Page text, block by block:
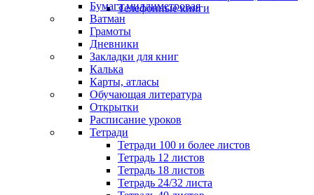
Телефонные книги
Бумага миллиметровая
Ватман
Грамоты
Дневники
Закладки для книг
Калька
Карты, атласы
Обучающая литература
Открытки
Расписание уроков
Тетради
Тетради 100 и более листов
Тетрадь 12 листов
Тетрадь 18 листов
Тетрадь 24/32 листа